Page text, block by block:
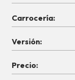
Carrocería:
Versión:
Precio: